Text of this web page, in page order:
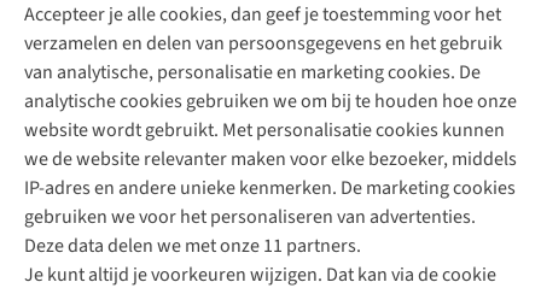
Accepteer je alle cookies, dan geef je toestemming voor het
verzamelen en delen van persoonsgegevens en het gebruik
van analytische, personalisatie en marketing cookies. De
analytische cookies gebruiken we om bij te houden hoe onze
website wordt gebruikt. Met personalisatie cookies kunnen
we de website relevanter maken voor elke bezoeker, middels
IP-adres en andere unieke kenmerken. De marketing cookies
gebruiken we voor het personaliseren van advertenties.
Deze data delen we met onze 11 partners.
Je kunt altijd je voorkeuren wijzigen. Dat kan via de cookie
+31 (0)85 888 50 88
+31 6 12 28 49 80
Contactformulier